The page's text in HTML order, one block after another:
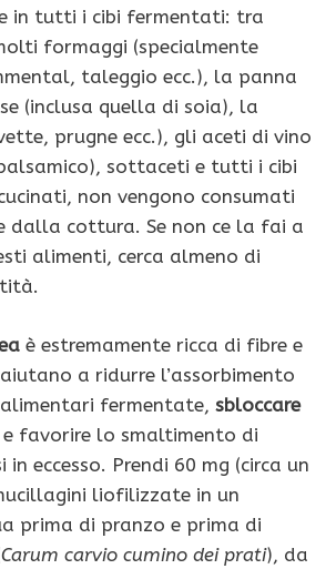
in tutti i cibi fermentati: tra
formaggi (specialmente
taleggio ecc.), la panna
(inclusa quella di soia), la
pru­gne ecc.), gli aceti di vino
sottaceti e tutti i cibi
non vengono consumati
dalla cot­tura. Se non ce la fai a
alimenti, cerca almeno di
è estremamente ricca di fibre e
a ridurre l’assorbimento
fermentate, sbloccare
e favorire lo smaltimento di
in eccesso. Prendi 60 mg (circa un
liofilizzate in un
prima di pranzo e prima di
Carum carvio cumino dei prati), da